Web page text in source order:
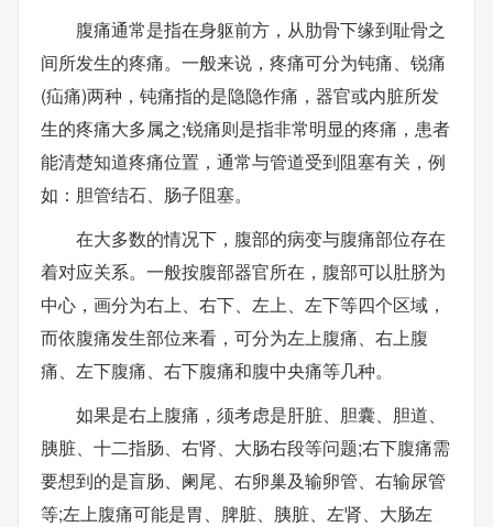
腹痛通常是指在身躯前方，从肋骨下缘到耻骨之
间所发生的疼痛。一般来说，疼痛可分为钝痛、锐痛
(疝痛)两种，钝痛指的是隐隐作痛，器官或内脏所发
生的疼痛大多属之;锐痛则是指非常明显的疼痛，患者
能清楚知道疼痛位置，通常与管道受到阻塞有关，例
如：胆管结石、肠子阻塞。
在大多数的情况下，腹部的病变与腹痛部位存在
着对应关系。一般按腹部器官所在，腹部可以肚脐为
中心，画分为右上、右下、左上、左下等四个区域，
而依腹痛发生部位来看，可分为左上腹痛、右上腹
痛、左下腹痛、右下腹痛和腹中央痛等几种。
如果是右上腹痛，须考虑是肝脏、胆囊、胆道、
胰脏、十二指肠、右肾、大肠右段等问题;右下腹痛需
要想到的是盲肠、阑尾、右卵巢及输卵管、右输尿管
等;左上腹痛可能是胃、脾脏、胰脏、左肾、大肠左